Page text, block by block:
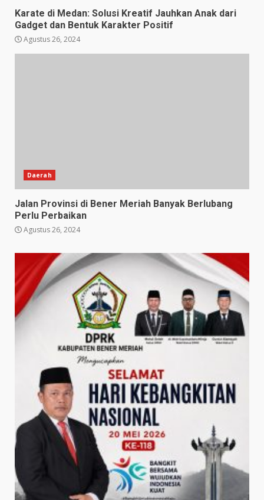
Karate di Medan: Solusi Kreatif Jauhkan Anak dari
Gadget dan Bentuk Karakter Positif
Agustus 26, 2024
Daerah
Jalan Provinsi di Bener Meriah Banyak Berlubang
Perlu Perbaikan
Agustus 26, 2024